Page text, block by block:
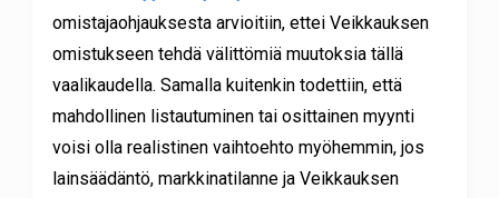
omistajaohjauksesta arvioitiin, ettei Veikkauksen
omistukseen tehdä välittömiä muutoksia tällä
vaalikaudella. Samalla kuitenkin todettiin, että
mahdollinen listautuminen tai osittainen myynti
voisi olla realistinen vaihtoehto myöhemmin, jos
lainsäädäntö, markkinatilanne ja Veikkauksen